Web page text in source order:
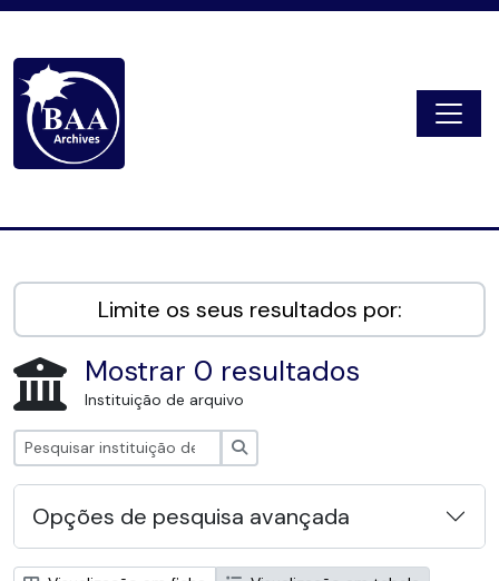
Limite os seus resultados por:
Mostrar 0 resultados
Instituição de arquivo
Opções de pesquisa avançada